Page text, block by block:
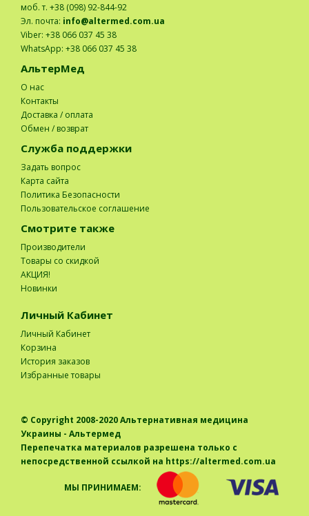
моб. т. +38 (098) 92-844-92
Эл. почта: info@altermed.com.ua
Viber: +38 066 037 45 38
WhatsApp: +38 066 037 45 38
АльтерМед
О нас
Контакты
Доставка / оплата
Обмен / возврат
Служба поддержки
Задать вопрос
Карта сайта
Политика Безопасности
Пользовательское соглашение
Смотрите также
Производители
Товары со скидкой
АКЦИЯ!
Новинки
Личный Кабинет
Личный Кабинет
Корзина
История заказов
Избранные товары
© Copyright 2008-2020Альтернативная медицина
Украины - Альтермед
Перепечатка материалов разрешена только с
непосредственной ссылкой на https://altermed.com.ua
МЫ ПРИНИМАЕМ: